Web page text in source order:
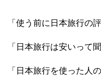
「使う前に日本旅行の
「日本旅行は安いって
「日本旅行を使った人